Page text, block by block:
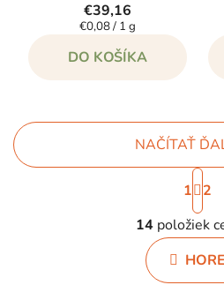
€39,16
Jednotková
€0,08 / 1 g
DO KOŠÍKA
O
v
á
NAČÍTAŤ
S
t
r
á
n
k
1
2
14 položiek
HORE